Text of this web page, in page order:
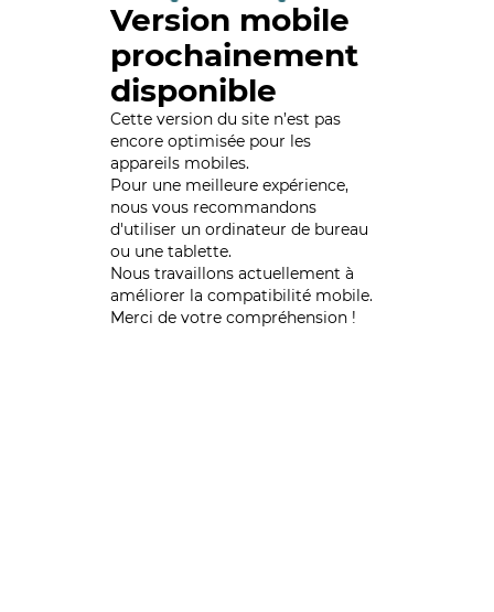
Version mobile
prochainement
disponible
Cette version du site n’est pas
encore optimisée pour les
appareils mobiles.
Pour une meilleure expérience,
nous vous recommandons
d'utiliser un ordinateur de bureau
ou une tablette.
Nous travaillons actuellement à
améliorer la compatibilité mobile.
Merci de votre compréhension !